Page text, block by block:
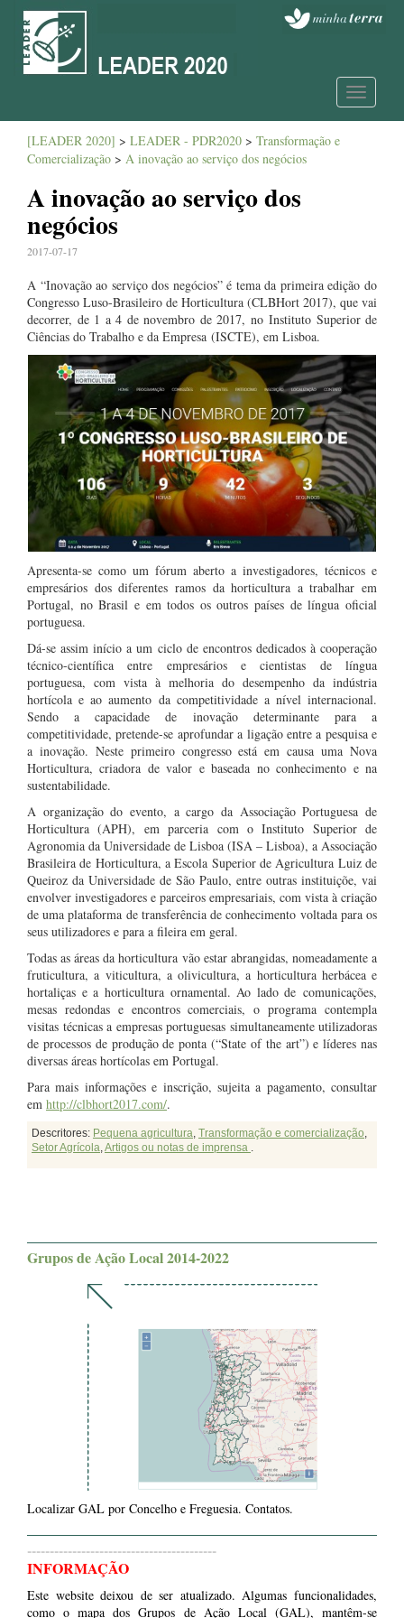
Toggle
[LEADER 2020] > LEADER - PDR2020 > Transformação e
Comercialização > A inovação ao serviço dos negócios
A inovação ao serviço dos
negócios
2017-07-17
A “Inovação ao serviço dos negócios” é tema da primeira edição do
Congresso Luso-Brasileiro de Horticultura (CLBHort 2017), que vai
decorrer, de 1 a 4 de novembro de 2017, no Instituto Superior de
Ciências do Trabalho e da Empresa (ISCTE), em Lisboa.
Apresenta-se como um fórum aberto a investigadores, técnicos e
empresários dos diferentes ramos da horticultura a trabalhar em
Portugal, no Brasil e em todos os outros países de língua oficial
portuguesa.
Dá-se assim início a um ciclo de encontros dedicados à cooperação
técnico-científica entre empresários e cientistas de língua
portuguesa, com vista à melhoria do desempenho da indústria
hortícola e ao aumento da competitividade a nível internacional.
Sendo a capacidade de inovação determinante para a
competitividade, pretende-se aprofundar a ligação entre a pesquisa e
a inovação. Neste primeiro congresso está em causa uma Nova
Horticultura, criadora de valor e baseada no conhecimento e na
sustentabilidade.
A organização do evento, a cargo da Associação Portuguesa de
Horticultura (APH), em parceria com o Instituto Superior de
Agronomia da Universidade de Lisboa (ISA – Lisboa), a Associação
Brasileira de Horticultura, a Escola Superior de Agricultura Luiz de
Queiroz da Universidade de São Paulo, entre outras instituiçõe, vai
envolver investigadores e parceiros empresariais, com vista à criação
de uma plataforma de transferência de conhecimento voltada para os
seus utilizadores e para a fileira em geral.
Todas as áreas da horticultura vão estar abrangidas, nomeadamente a
fruticultura, a viticultura, a olivicultura, a horticultura herbácea e
hortaliças e a horticultura ornamental. Ao lado de comunicações,
mesas redondas e encontros comerciais, o programa contempla
visitas técnicas a empresas portuguesas simultaneamente utilizadoras
de processos de produção de ponta (“State of the art”) e líderes nas
diversas áreas hortícolas em Portugal.
Para mais informações e inscrição, sujeita a pagamento, consultar
em http://clbhort2017.com/.
Descritores: Pequena agricultura Transformação e comercialização
Setor Agrícola Artigos ou notas de imprensa
Grupos de Ação Local 2014-2022
Localizar GAL por Concelho e Freguesia. Contatos.
------------------------------------------
INFORMAÇÃO
Este website deixou de ser atualizado. Algumas funcionalidades,
como o mapa dos Grupos de Ação Local (GAL), mantêm-se